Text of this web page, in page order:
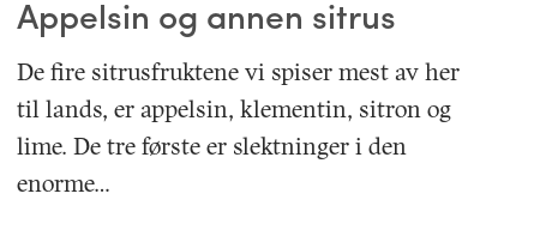
Appelsin og annen sitrus
De fire sitrusfruktene vi spiser mest av her
til lands, er appelsin, klementin, sitron og
lime. De tre første er slektninger i den
enorme…